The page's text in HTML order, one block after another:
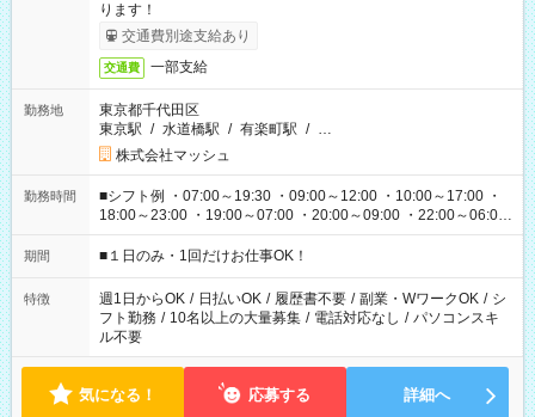
ります！
交通費別途支給あり
交通費 一部支給
勤務地
東京都千代田区
東京駅 / 水道橋駅 / 有楽町駅 / …
株式会社マッシュ
勤務時間
■シフト例 ・07:00～19:30 ・09:00～12:00 ・10:00～17:00 ・
18:00～23:00 ・19:00～07:00 ・20:00～09:00 ・22:00～06:00
etc ★最短で3時間で5,120円のお仕事から 15時間で2万円近く稼
げるお仕事も！ ご希望のお時間に合わせてご紹介！ ※シフトは
ください！
期間 ■１日のみ・1回だけお仕事OK！
特徴 週1日からOK / 日払いOK / 履歴書不要 / 副業・WワークOK / シ
フト勤務 / 10名以上の大量募集 / 電話対応なし / パソコンスキ
ル不要
気になる！ 応募する 詳細へ